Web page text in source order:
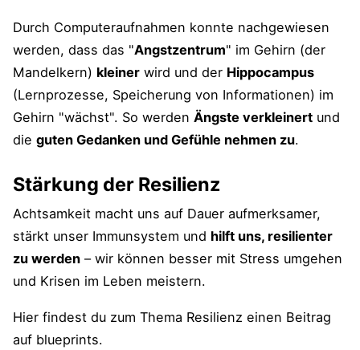
Durch Computeraufnahmen konnte nachgewiesen
werden, dass das "Angstzentrum" im Gehirn (der
Mandelkern) kleiner wird und der Hippocampus
(Lernprozesse, Speicherung von Informationen) im
Gehirn "wächst". So werden Ängste verkleinert und
die guten Gedanken und Gefühle nehmen zu.
Stärkung der Resilienz
Achtsamkeit macht uns auf Dauer aufmerksamer,
stärkt unser Immunsystem und hilft uns, resilienter
zu werden – wir können besser mit Stress umgehen
und Krisen im Leben meistern.
Hier findest du zum Thema Resilienz einen Beitrag
auf blueprints.